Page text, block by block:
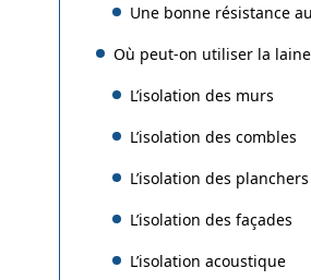
Une bonne résistance
Où peut-on utiliser la
L’isolation des murs
L’isolation des combles
L’isolation des planchers
L’isolation des façades
L’isolation acoustique